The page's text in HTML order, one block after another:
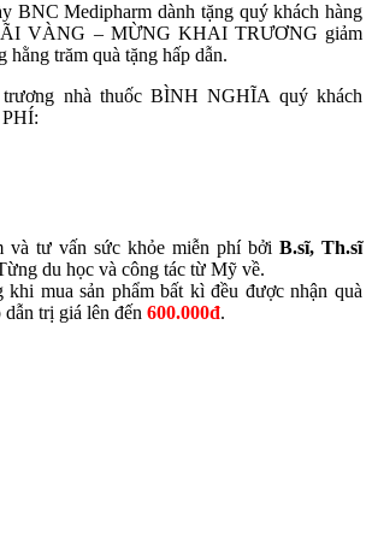
BNC Medipharm dành tặng quý khách hàng
VÀNG – MỪNG KHAI TRƯƠNG giảm
hằng trăm quà tặng hấp dẫn.
nhà thuốc BÌNH NGHĨA quý khách
và tư vấn sức khỏe miễn phí bởi B.sĩ, Th.sĩ
du học và công tác từ Mỹ về.
mua sản phẩm bất kì đều được nhận quà
trị giá lên đến 600.000đ.